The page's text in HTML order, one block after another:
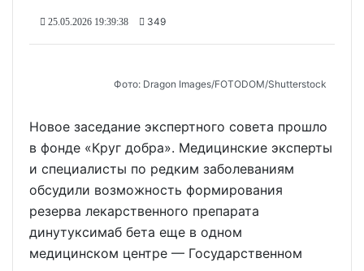
25.05.2026 19:39:38 349
Фото: Dragon Images/FOTODOM/Shutterstock
Новое заседание экспертного совета прошло
в фонде «Круг добра». Медицинские эксперты
и специалисты по редким заболеваниям
обсудили возможность формирования
резерва лекарственного препарата
динутуксимаб бета еще в одном
медицинском центре — Государственном